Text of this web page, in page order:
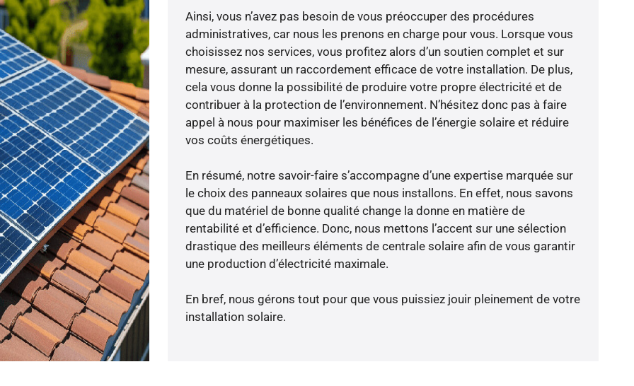
Ainsi, vous n’avez pas besoin de vous préoccuper des procédures
administratives, car nous les prenons en charge pour vous. Lorsque vous
choisissez nos services, vous profitez alors d’un soutien complet et sur
mesure, assurant un raccordement efficace de votre installation. De plus,
cela vous donne la possibilité de produire votre propre électricité et de
contribuer à la protection de l’environnement. N’hésitez donc pas à faire
appel à nous pour maximiser les bénéfices de l’énergie solaire et réduire
vos coûts énergétiques.
En résumé, notre savoir-faire s’accompagne d’une expertise marquée sur
le choix des panneaux solaires que nous installons. En effet, nous savons
que du matériel de bonne qualité change la donne en matière de
rentabilité et d’efficience. Donc, nous mettons l’accent sur une sélection
drastique des meilleurs éléments de centrale solaire afin de vous garantir
une production d’électricité maximale.
En bref, nous gérons tout pour que vous puissiez jouir pleinement de votre
installation solaire.